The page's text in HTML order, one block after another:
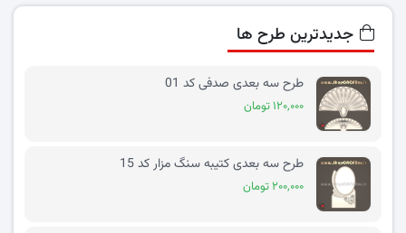
جدیدترین طرح ها
طرح سه بعدی صدفی کد 01
۱۲۰,۰۰۰ تومان
طرح سه بعدی کتیبه سنگ مزار کد 15
۲۰۰,۰۰۰ تومان